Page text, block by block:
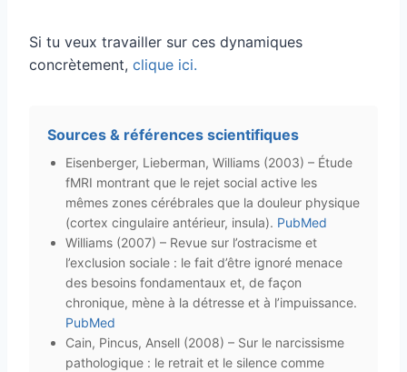
Si tu veux travailler sur ces dynamiques
concrètement, clique ici.
Sources & références scientifiques
Eisenberger, Lieberman, Williams (2003) – Étude
fMRI montrant que le rejet social active les
mêmes zones cérébrales que la douleur physique
(cortex cingulaire antérieur, insula). PubMed
Williams (2007) – Revue sur l’ostracisme et
l’exclusion sociale : le fait d’être ignoré menace
des besoins fondamentaux et, de façon
chronique, mène à la détresse et à l’impuissance.
PubMed
Cain, Pincus, Ansell (2008) – Sur le narcissisme
pathologique : le retrait et le silence comme